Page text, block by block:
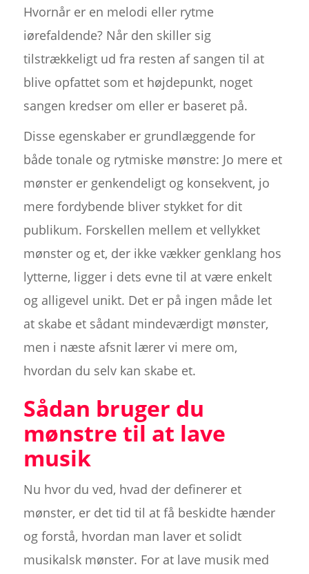
Hvornår er en melodi eller rytme
iørefaldende? Når den skiller sig
tilstrækkeligt ud fra resten af sangen til at
blive opfattet som et højdepunkt, noget
sangen kredser om eller er baseret på.
Disse egenskaber er grundlæggende for
både tonale og rytmiske mønstre: Jo mere et
mønster er genkendeligt og konsekvent, jo
mere fordybende bliver stykket for dit
publikum. Forskellen mellem et vellykket
mønster og et, der ikke vækker genklang hos
lytterne, ligger i dets evne til at være enkelt
og alligevel unikt. Det er på ingen måde let
at skabe et sådant mindeværdigt mønster,
men i næste afsnit lærer vi mere om,
hvordan du selv kan skabe et.
Sådan bruger du
mønstre til at lave
musik
Nu hvor du ved, hvad der definerer et
mønster, er det tid til at få beskidte hænder
og forstå, hvordan man laver et solidt
musikalsk mønster. For at lave musik med